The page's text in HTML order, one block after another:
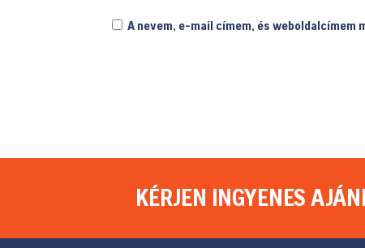
A nevem, e-mail címem, és weboldalcímem
KÉRJEN INGYENES